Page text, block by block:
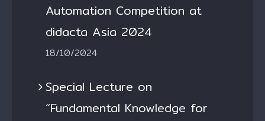
Automation Competition at
didacta Asia 2024
18/10/2024
Special Lecture on
“Fundamental Knowledge for